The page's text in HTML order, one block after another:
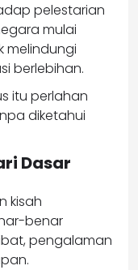
pelestarian
mulai
melindungi
berlebihan.
itu perlahan
diketahui
Dasar
kisah
benar
pengalaman